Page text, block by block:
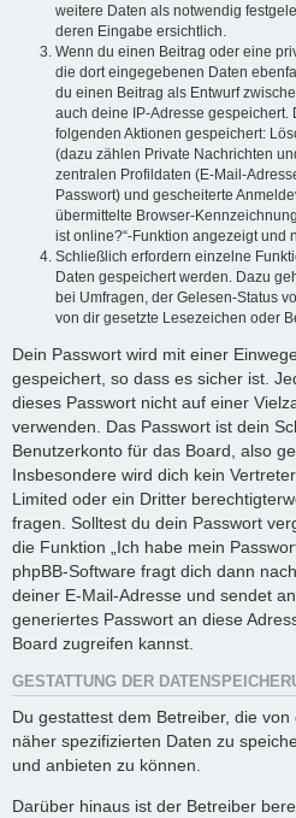
weitere Daten als notwendig
deren Eingabe ersichtlich.
Wenn du einen Beitrag oder eine
die dort eingegebenen Daten
du einen Beitrag als Entwurf
auch deine IP-Adresse gespeichert.
folgenden Aktionen gespeichert:
(dazu zählen Private Nachrichten
zentralen Profildaten (E-Mail-
Passwort) und gescheiterte
übermittelte Browser-
ist online?“-Funktion angezeigt und
Schließlich erfordern einzelne
Daten gespeichert werden. Dazu
bei Umfragen, der Gelesen-Status
von dir gesetzte Lesezeichen oder
Dein Passwort wird mit einer
gespeichert, so dass es sicher ist.
dieses Passwort nicht auf einer
verwenden. Das Passwort ist dein
Benutzerkonto für das Board, also
Insbesondere wird dich kein
Limited oder ein Dritter
fragen. Solltest du dein Passwort
die Funktion „Ich habe mein
phpBB-Software fragt dich dann
deiner E-Mail-Adresse und sendet
generiertes Passwort an diese
Board zugreifen kannst.
GESTATTUNG DER
Du gestattest dem Betreiber, die
näher spezifizierten Daten zu
und anbieten zu können.
Darüber hinaus ist der Betreiber